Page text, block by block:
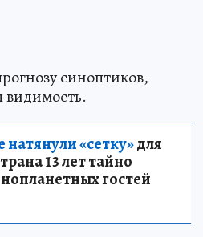
синоптиков,
видимость.
«сетку»для
13 лет тайно
гостей